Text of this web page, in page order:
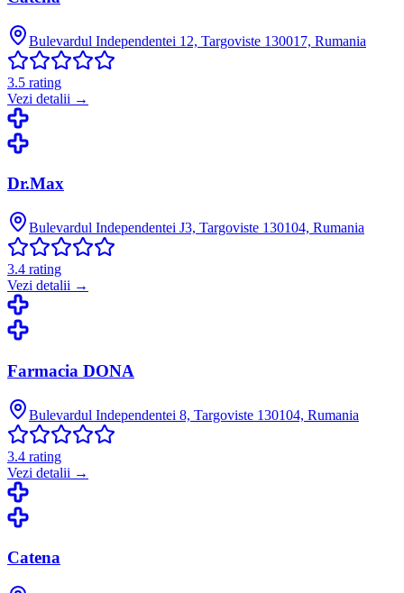
Bulevardul Independentei 12, Targoviste 130017, Rumania
3.5 rating
Vezi detalii →
Dr.Max
Bulevardul Independentei J3, Targoviste 130104, Rumania
3.4 rating
Vezi detalii →
Farmacia DONA
Bulevardul Independentei 8, Targoviste 130104, Rumania
3.4 rating
Vezi detalii →
Catena